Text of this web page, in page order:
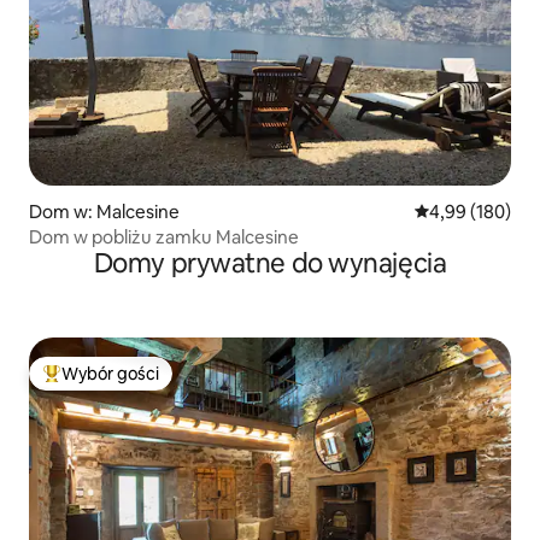
Dom w: Malcesine Średnia
4,99 (180)
Dom w pobliżu zamku Malcesine
Domy prywatne do wynajęcia
Najpopularniejsze z kategorii Wybór gości
Wybór gości